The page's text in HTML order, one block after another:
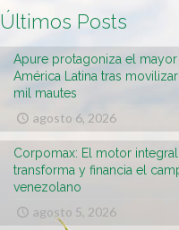
Últimos Posts
Apure protagoniza el
América Latina tras
mil mautes
agosto 6, 2026
Corpomax: El motor
transforma y financia el
venezolano
agosto 5, 2026